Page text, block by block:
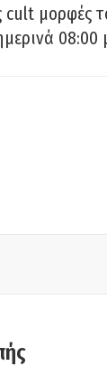
cult μορφές
08:00